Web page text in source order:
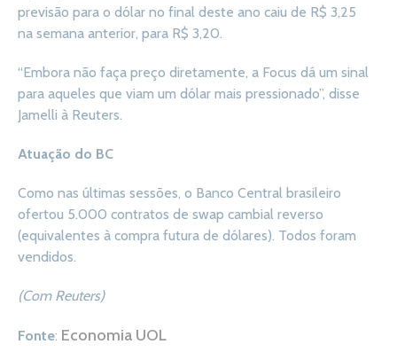
previsão para o dólar no final deste ano caiu de R$ 3,25
na semana anterior, para R$ 3,20.
“Embora não faça preço diretamente, a Focus dá um sinal
para aqueles que viam um dólar mais pressionado”, disse
Jamelli à Reuters.
Atuação do BC
Como nas últimas sessões, o Banco Central brasileiro
ofertou 5.000 contratos de swap cambial reverso
(equivalentes à compra futura de dólares). Todos foram
vendidos.
(Com Reuters)
Fonte: Economia UOL